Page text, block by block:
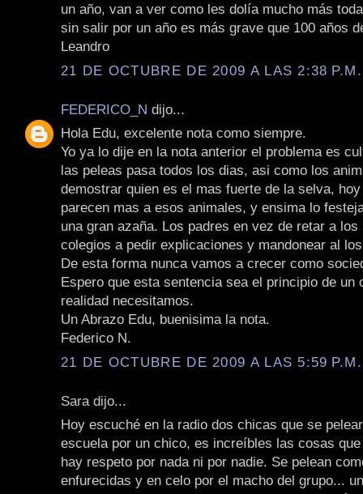
un año, van a ver como les dolía mucho más
sin salir por un año es más grave que 100 años
Leandro
21 DE OCTUBRE DE 2009 A LAS 2:38 P.M.
FEDERICO_N dijo...
Hola Edu, excelente nota como siempre.
Yo ya lo dije en la nota anterior el problema es
las peleas pasa todos los dias, asi como los
demostrar quien es el mas fuerte de la selva,
parecen mas a esos animales, y ensima lo
una gran azaña. Los padres en vez de retar a
colegios a pedir explicaciones y mandonear al
De esta forma nunca vamos a crecer como
Espero que esta sentencia sea el principio de un
realidad necesitamos.
Un Abrazo Edu, buenisima la nota.
Federico N.
21 DE OCTUBRE DE 2009 A LAS 5:59 P.M.
Sara dijo...
Hoy escuché en la radio dos chicas que se
escuela por un chico, es increíbles las cosas
hay respeto por nada ni por nadie. Se pelean
enfurecidas y en celo por el macho del grupo...